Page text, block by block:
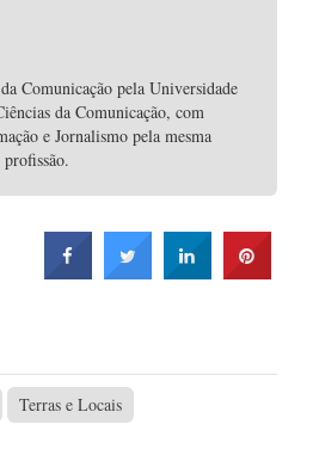
Comunicação pela Universidade
da Comunicação, com
e Jornalismo pela mesma
Terras e Locais